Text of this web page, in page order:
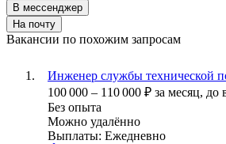
В мессенджер
На почту
Вакансии по похожим запросам
Инженер службы технической
100 000 – 110 000 ₽ за месяц, до
Без опыта
Можно удалённо
Выплаты: Ежедневно